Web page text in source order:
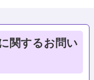
関するお問い